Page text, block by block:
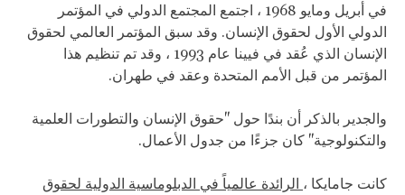
في أبريل ومايو 1968 ، اجتمع المجتمع الدولي في المؤتمر
الدولي الأول لحقوق الإنسان. وقد سبق المؤتمر العالمي لحقوق
الإنسان الذي عُقد في فيينا عام 1993 ، وقد تم تنظيم هذا
المؤتمر من قبل الأمم المتحدة وعقد في طهران.
والجدير بالذكر أن بندًا حول "حقوق الإنسان والتطورات العلمية
والتكنولوجية" كان جزءًا من جدول الأعمال.
كانت جامايكا ، الرائدة عالمياً في الدبلوماسية الدولية لحقوق